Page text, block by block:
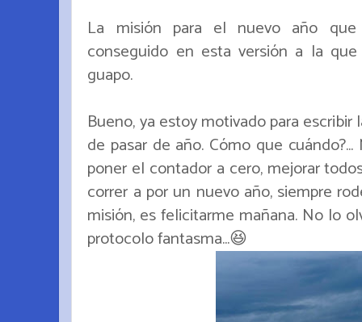
La misión para el nuevo año que
conseguido en esta versión a la
guapo.
Bueno, ya estoy motivado para
de pasar de año. Cómo que
poner el contador a cero, mejorar
correr a por un nuevo año, siempre
misión, es felicitarme mañana. No lo
protocolo fantasma...😆